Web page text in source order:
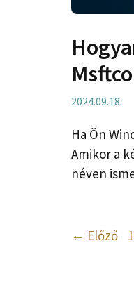
2024.09.18.
Ha Ön
Amikor a
néven
← Előző 1